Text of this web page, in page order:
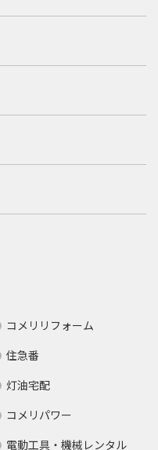
コメリリフォーム
住急番
灯油宅配
コメリパワー
電動工具・機械レンタル